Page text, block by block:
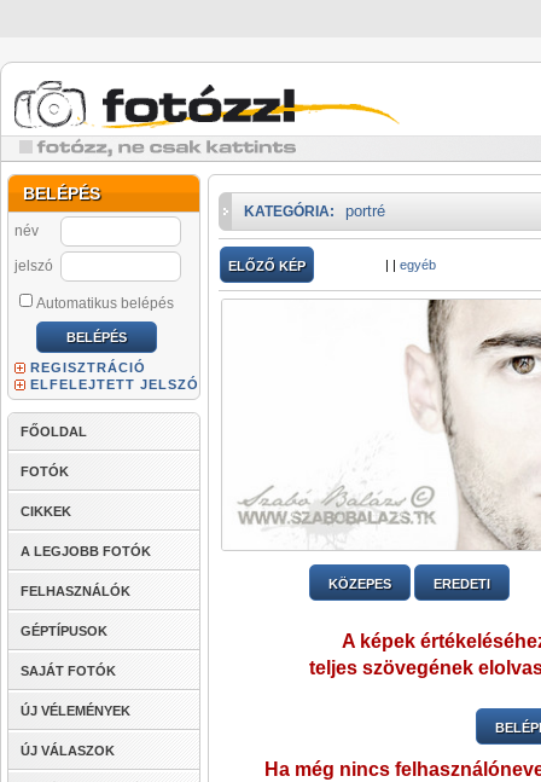
BELÉPÉS
név
jelszó
Automatikus belépés
REGISZTRÁCIÓ
ELFELEJTETT JELSZÓ
FŐOLDAL
FOTÓK
CIKKEK
A LEGJOBB FOTÓK
FELHASZNÁLÓK
GÉPTÍPUSOK
SAJÁT FOTÓK
ÚJ VÉLEMÉNYEK
ÚJ VÁLASZOK
KATEGÓRIA: portré
ELŐZŐ KÉP | | egyéb
KÖZEPES EREDETI
A képek
teljes szövegének
Ha még nincs